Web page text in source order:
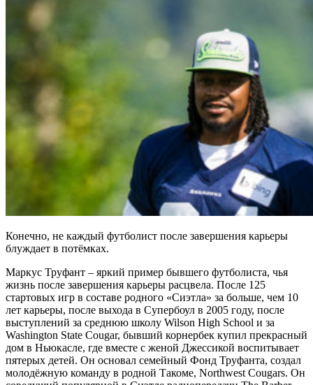
Конечно, не каждый футболист после завершения карьеры
блуждает в потёмках.
Маркус Труфант – яркий пример бывшего футболиста, чья
жизнь после завершения карьеры расцвела. После 125
стартовых игр в составе родного «Сиэтла» за больше, чем 10
лет карьеры, после выхода в Супербоул в 2005 году, после
выступлений за среднюю школу Wilson High School и за
Washington State Cougar, бывший корнербек купил прекрасный
дом в Ньюкасле, где вместе с женой Джессикой воспитывает
пятерых детей. Он основал семейный Фонд Труфанта, создал
молодёжную команду в родной Такоме, Northwest Cougars. Он